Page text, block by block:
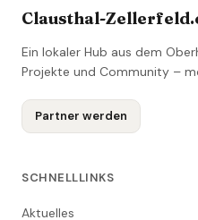
Clausthal-
Ein lokaler Hub aus dem
Projekte und Community –
Partner werden
SCHNELLLINKS
Aktuelles